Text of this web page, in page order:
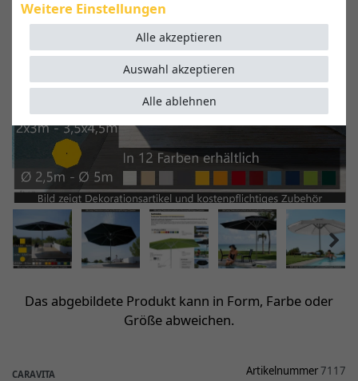
Das abgebildete Produkt kann in Form, Farbe oder
Größe abweichen.
CARAVITA Artikelnummer7117
Weitere Einstellungen
Alle akzeptieren
Alle ablehnen
Auswahl akzeptieren